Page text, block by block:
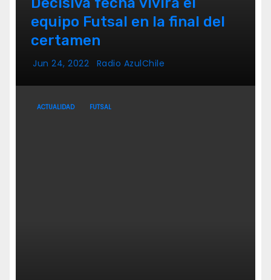
equipo Futsal en la final del
certamen
Jun 24, 2022 Radio AzulChile
ACTUALIDAD FUTSAL